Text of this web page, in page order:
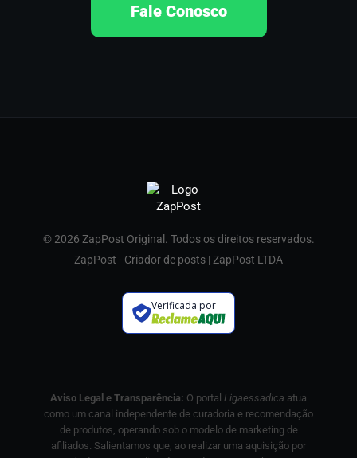
Fale Conosco
© 2026 ZapPost Original. Todos os direitos reservados.
ZapPost - Criador de posts | ZapPost LTDA
Verificada por
Aviso Legal e Transparência: O portal Ligaessadica atua
como um canal independente de curadoria e recomendação
de produtos, operando sob o modelo de marketing de
afiliados. Salientamos que, ao realizar uma aquisição por